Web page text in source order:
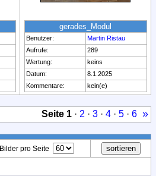
gerades_Modul
Benutzer:
Martin Ristau
Aufrufe:
289
Wertung:
keins
Datum:
8.1.2025
Kommentare:
kein(e)
Seite 1 · 2 · 3 · 4 · 5 · 6 »
Bilder pro Seite